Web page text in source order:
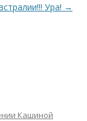
Ура! →
Кашиной